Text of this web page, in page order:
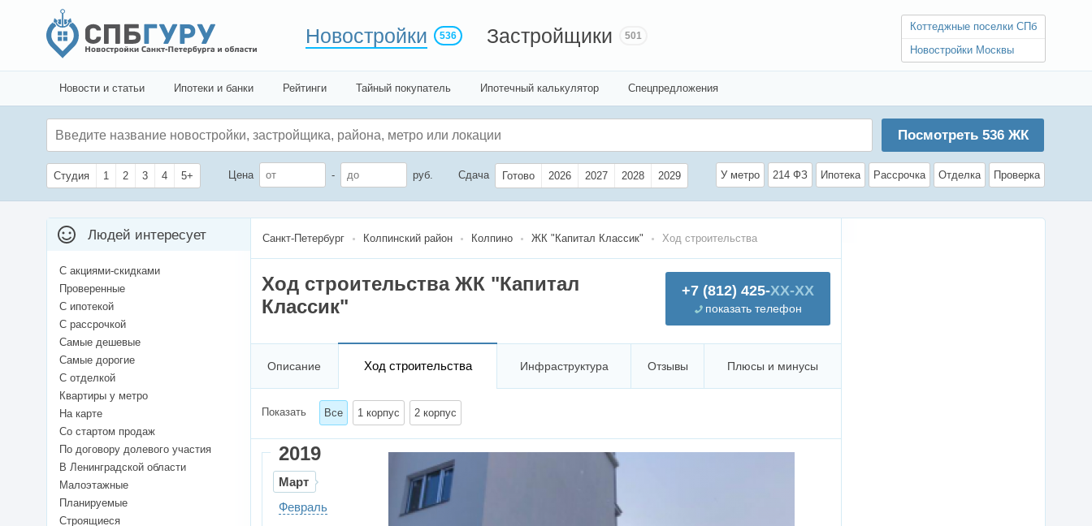
Новостройки 536 Застройщики 501
Коттеджные поселки СПб
Новостройки Москвы
Новости и статьи Ипотеки и банки Рейтинги Тайный покупатель Ипотечный калькулятор Спецпредложения
Посмотреть 536ЖК
Студия 1 2 3 4 5+ Цена - руб. Сдача Готово 2026 2027 2028 2029 У метро 214 ФЗ Ипотека Рассрочка Отделка Проверка
Санкт-Петербург Колпинский район Колпино ЖК "Капитал Классик" Ход строительства
+7 (812) 425-XX-XX
показать телефон
Ход строительства ЖК "Капитал
Классик"
Описание Ход строительства Инфраструктура Отзывы Плюсы и минусы
Показать Все 1 корпус 2 корпус
2019
Март
Февраль
Людей интересует
С акциями-скидками
Проверенные
С ипотекой
С рассрочкой
Самые дешевые
Самые дорогие
С отделкой
Квартиры у метро
На карте
Со стартом продаж
По договору долевого участия
В Ленинградской области
Малоэтажные
Планируемые
Строящиеся